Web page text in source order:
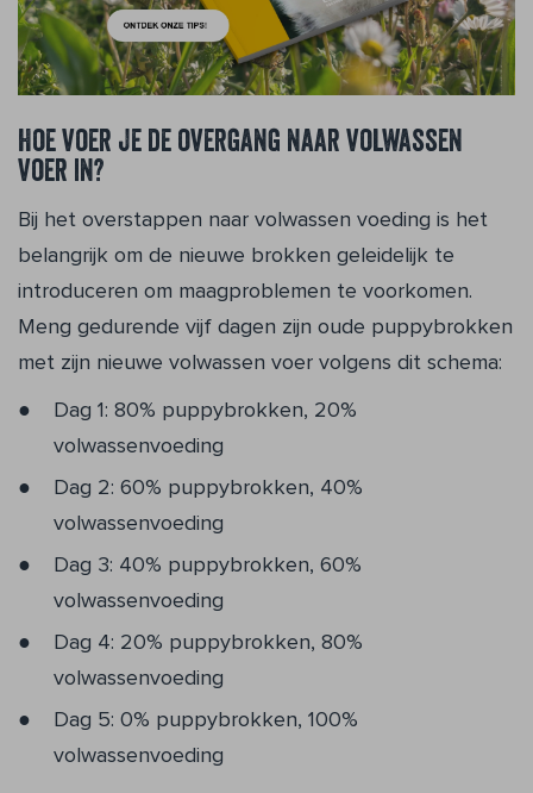
Hoe voer je de overgang naar volwassen
voer in?
Bij het overstappen naar volwassen voeding is het
belangrijk om de nieuwe brokken geleidelijk te
introduceren om maagproblemen te voorkomen.
Meng gedurende vijf dagen zijn oude puppybrokken
met zijn nieuwe volwassen voer volgens dit schema:
Dag 1: 80% puppybrokken, 20%
volwassenvoeding
Dag 2: 60% puppybrokken, 40%
volwassenvoeding
Dag 3: 40% puppybrokken, 60%
volwassenvoeding
Dag 4: 20% puppybrokken, 80%
volwassenvoeding
Dag 5: 0% puppybrokken, 100%
volwassenvoeding